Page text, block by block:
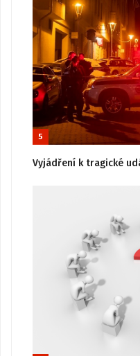
5
Vyjádření k tragické